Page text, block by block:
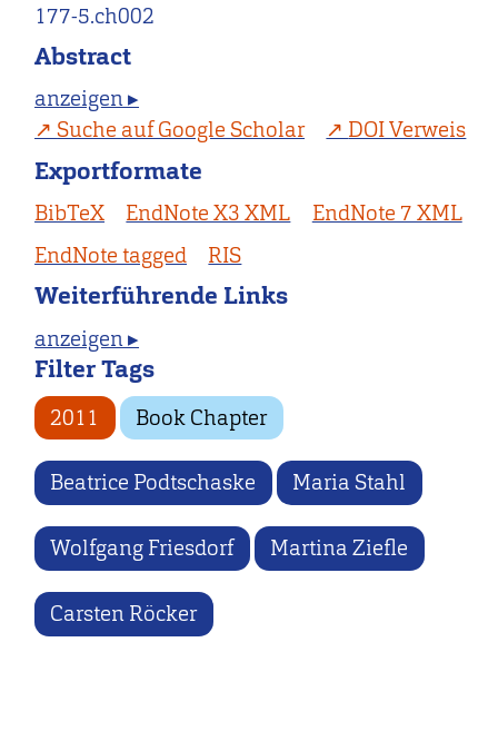
177-5.ch002
Abstract
anzeigen ▸
Suche auf Google Scholar
DOI Verweis
Exportformate
BibTeX EndNote X3 XML
EndNote 7 XML
EndNote tagged
RIS
Weiterführende Links
anzeigen ▸
Filter Tags
2011 Book Chapter
Beatrice Podtschaske Maria Stahl
Wolfgang Friesdorf Martina Ziefle
Carsten Röcker